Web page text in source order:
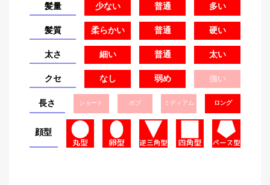
髪量 少ない 普通 多い
髪質 柔らかい 普通 硬い
太さ 細い 普通 太い
クセ なし 弱め 強い
長さ ショート ボブ ミディアム ロング
顔型